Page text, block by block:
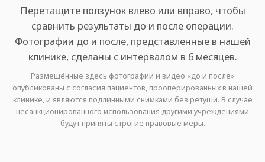
Перетащите ползунок влево или вправо, чтобы
сравнить результаты до и после операции.
Фотографии до и после, представленные в нашей
клинике, сделаны с интервалом в 6 месяцев.
Размещённые здесь фотографии и видео «до и после»
опубликованы с согласия пациентов, прооперированных в нашей
клинике, и являются подлинными снимками без ретуши. В случае
несанкционированного использования другими учреждениями
будут приняты строгие правовые меры.